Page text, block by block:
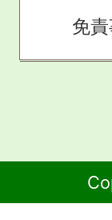
免